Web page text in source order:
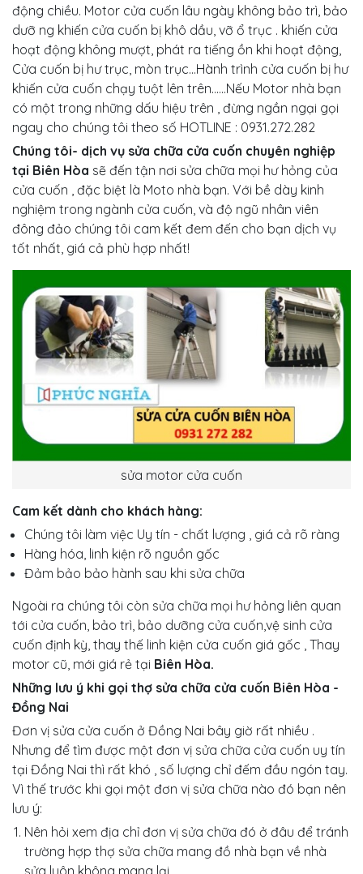
động chiều. Motor cửa cuốn lâu ngày không bảo trì, bảo
dưỡ ng khiến cửa cuốn bị khô dầu, vỡ ổ trục . khiến cửa
hoạt động không mượt, phát ra tiếng ồn khi hoạt động,
Cửa cuốn bị hư trục, mòn trục…Hành trình cửa cuốn bị hư
khiến cửa cuốn chạy tuột lên trên......Nếu Motor nhà bạn
có một trong những dấu hiệu trên , đừng ngần ngại gọi
ngay cho chúng tôi theo số HOTLINE : 0931.272.282
Chúng tôi- dịch vụ sửa chữa cửa cuốn chuyên nghiệp
tại Biên Hòa sẽ đến tận nơi sửa chữa mọi hư hỏng của
cửa cuốn , đặc biệt là Moto nhà bạn. Với bề dày kinh
nghiệm trong ngành cửa cuốn, và độ ngũ nhân viên
đông đảo chúng tôi cam kết đem đến cho bạn dịch vụ
tốt nhất, giá cả phù hợp nhất!
sửa motor cửa cuốn
Cam kết dành cho khách hàng:
Chúng tôi làm việc Uy tín - chất lượng , giá cả rõ ràng
Hàng hóa, linh kiện rõ nguồn gốc
Đảm bảo bảo hành sau khi sửa chữa
Ngoài ra chúng tôi còn sửa chữa mọi hư hỏng liên quan
tới cửa cuốn, bảo trì, bảo dưỡng cửa cuốn,vệ sinh cửa
cuốn định kỳ, thay thế linh kiện cửa cuốn giá gốc , Thay
motor cũ, mới giá rẻ tại Biên Hòa.
Những lưu ý khi gọi thợ sửa chữa cửa cuốn Biên Hòa -
Đồng Nai
Đơn vị sửa cửa cuốn ở Đồng Nai bây giờ rất nhiều .
Nhưng để tìm được một đơn vị sửa chữa cửa cuốn uy tín
tại Đồng Nai thì rất khó , số lượng chỉ đếm đầu ngón tay.
Vì thế trước khi gọi một đơn vị sửa chữa nào đó bạn nên
lưu ý:
Nên hỏi xem địa chỉ đơn vị sửa chữa đó ở đâu để tránh
trường hợp thợ sửa chữa mang đồ nhà bạn về nhà
sửa luôn không mang lại